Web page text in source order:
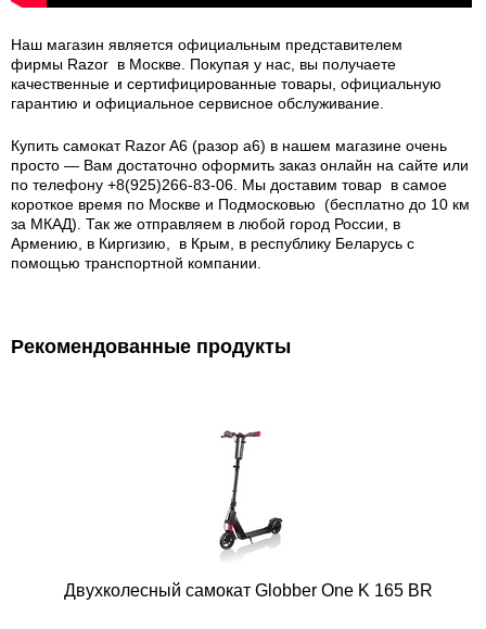
Наш магазин является официальным представителем
фирмы Razor в Москве. Покупая у нас, вы получаете
качественные и сертифицированные товары, официальную
гарантию и официальное сервисное обслуживание.
Купить самокат Razor A6 (разор а6) в нашем магазине очень
просто — Вам достаточно оформить заказ онлайн на сайте или
по телефону +8(925)266-83-06. Мы доставим товар в самое
короткое время по Москве и Подмосковью (бесплатно до 10 км
за МКАД). Так же отправляем в любой город России, в
Армению, в Киргизию, в Крым, в республику Беларусь с
помощью транспортной компании.
Рекомендованные продукты
Двухколесный самокат Globber One K 165 BR